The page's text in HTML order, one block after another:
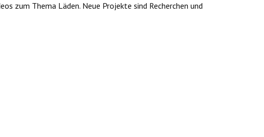
zum Thema Läden. Neue Projekte sind Recherchen und